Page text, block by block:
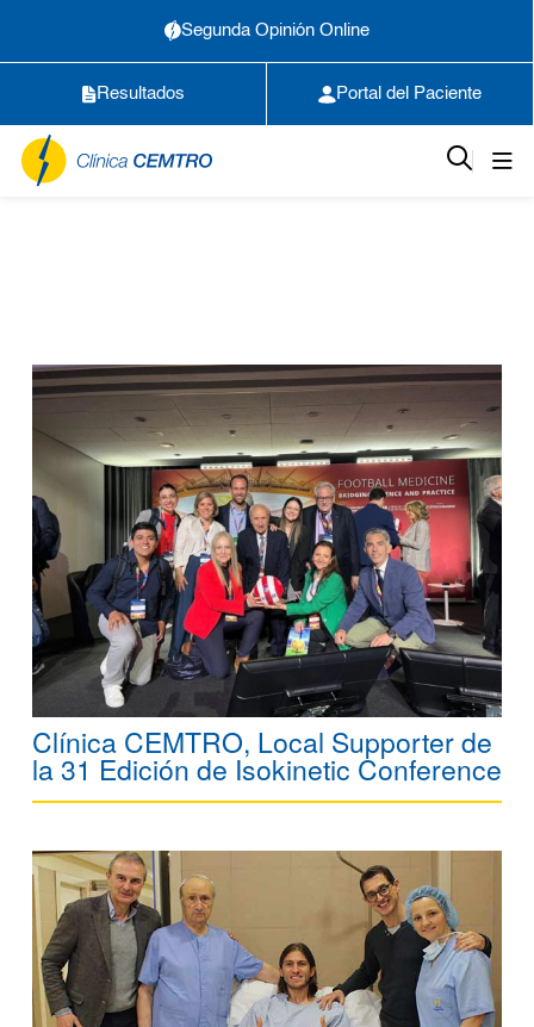
Segunda Opinión Online
Resultados Portal del Paciente
Clínica CEMTRO, Local Supporter de
la 31 Edición de Isokinetic Conference